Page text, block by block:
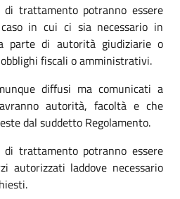
trattamento potranno essere
in cui ci sia necessario in
parte di autorità giudiziarie o
fiscali o amministrativi.
diffusi ma comunicati a
autorità, facoltà e che
dal suddetto Regolamento.
trattamento potranno essere
autorizzati laddove necessario